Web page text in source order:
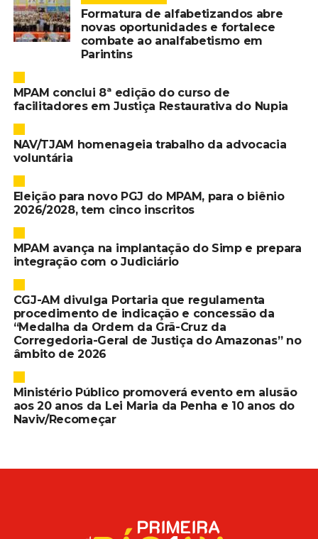
Formatura de alfabetizandos abre
novas oportunidades e fortalece
combate ao analfabetismo em
Parintins
MPAM conclui 8ª edição do curso de
facilitadores em Justiça Restaurativa do Nupia
NAV/TJAM homenageia trabalho da advocacia
voluntária
Eleição para novo PGJ do MPAM, para o biênio
2026/2028, tem cinco inscritos
MPAM avança na implantação do Simp e prepara
integração com o Judiciário
CGJ-AM divulga Portaria que regulamenta
procedimento de indicação e concessão da
“Medalha da Ordem da Grã-Cruz da
Corregedoria-Geral de Justiça do Amazonas” no
âmbito de 2026
Ministério Público promoverá evento em alusão
aos 20 anos da Lei Maria da Penha e 10 anos do
Naviv/Recomeçar